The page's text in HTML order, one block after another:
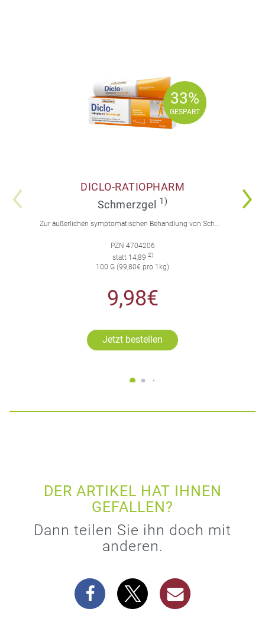
33%
GESPART
33%
GESPART
DICLO-RATIOPHARM
Schmerzgel 1)
PZN 4704206
statt 14,89 2)
100 G (99,80€ pro 1kg)
9,98€
Jetzt bestellen
DER ARTIKEL HAT IHNEN
GEFALLEN?
Dann teilen Sie ihn doch mit
anderen.